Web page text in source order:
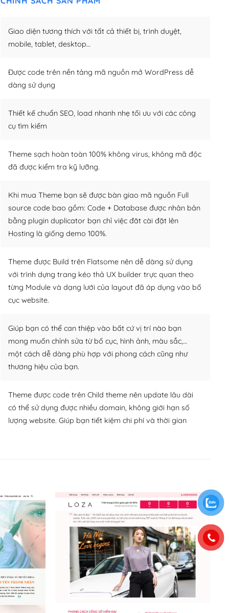
Giao diện tương thích với tất cả thiết bị, trình duyệt,
mobile, tablet, desktop…
Được code trên nền tảng mã nguồn mở WordPress dễ
dàng sử dụng
Thiết kế chuẩn SEO, load nhanh nhẹ tối ưu với các công
cụ tìm kiếm
Theme sạch hoàn toàn 100% không virus, không mã độc
đã được kiểm tra kỹ lưỡng.
Khi mua Theme bạn sẽ được bàn giao mã nguồn Full
source code bao gồm: Code + Database được nhân bản
bằng plugin duplicator bạn chỉ việc đăt cài đặt lên
Hosting là giống demo 100%.
Theme được Build trên Flatsome nên dễ dàng sử dụng
với trình dựng trang kéo thả UX builder trực quan theo
từng Module và dạng lưới của layout đã áp dụng vào bố
cục website.
Giúp bạn có thể can thiệp vào bất cứ vị trí nào bạn
mong muốn chỉnh sửa từ bố cục, hình ảnh, màu sắc,…
một cách dễ dàng phù hợp với phong cách cũng như
thương hiệu của bạn.
Theme được code trên Child theme nên update lâu dài
có thể sử dụng được nhiều domain, không giới hạn số
lượng website. Giúp bạn tiết kiệm chi phí và thời gian